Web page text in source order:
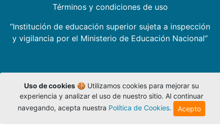
Términos y condiciones de uso
“Institución de educación superior sujeta a inspección
y vigilancia por el Ministerio de Educación Nacional”
Uso de cookies🍪 Utilizamos cookies para mejorar su
experiencia y analizar el uso de nuestro sitio. Al continuar
navegando, acepta nuestra Política de Cookies. Acepto